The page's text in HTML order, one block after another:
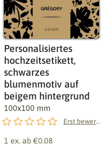
Personalisiertes
hochzeitsetikett,
schwarzes
blumenmotiv auf
beigem hintergrund
100x100 mm
Erst bewerten!
1 ex. ab €0.08